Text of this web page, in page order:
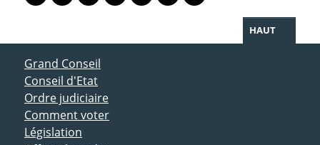
HAUT
ACCÈS DIRECT
Grand Conseil
Conseil d'Etat
Ordre judiciaire
Comment voter
Législation